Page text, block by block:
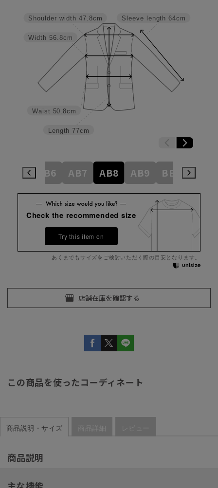
Sleeve length 64cm
Length 77cm
Waist 50.8cm
Width 56.8cm
Shoulder width 47.8cm
AB6 AB7 AB8 AB9 BE3
Check the recommended size
Try this item on
あくまでもサイズをご検討いただく際の目安となります。
この商品を使ったコーディネート
商品説明・サイズ 商品詳細 レビュー
商品説明